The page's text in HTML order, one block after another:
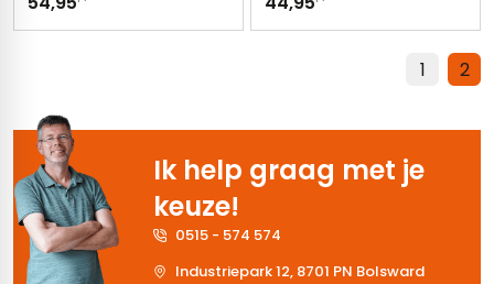
1 2
Ik help graag met je
keuze!
0515 - 574 574
Industriepark 12, 8701 PN Bolsward